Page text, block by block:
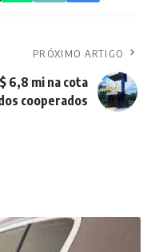
PRÓXIMO ARTIGO
6,8 mi na cota
cooperados